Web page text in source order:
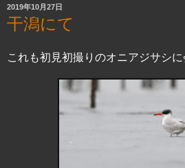
2019年10月27日
干潟にて
これも初見初撮りのオニアジサシ